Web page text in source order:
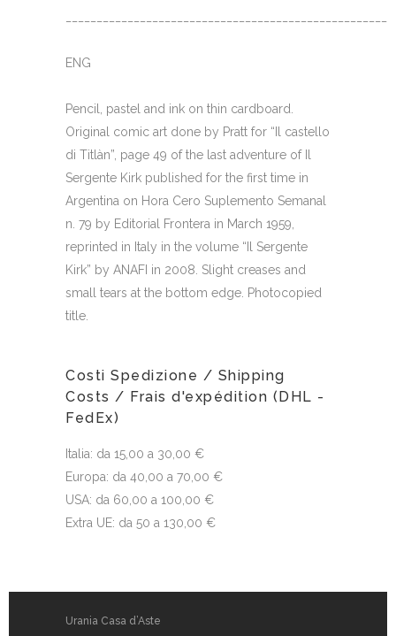
ENG
Pencil, pastel and ink on thin cardboard.
Original comic art done by Pratt for “Il castello
di Titlàn”, page 49 of the last adventure of Il
Sergente Kirk published for the first time in
Argentina on Hora Cero Suplemento Semanal
n. 79 by Editorial Frontera in March 1959,
reprinted in Italy in the volume “Il Sergente
Kirk” by ANAFI in 2008. Slight creases and
small tears at the bottom edge. Photocopied
title.
Costi Spedizione / Shipping
Costs / Frais d'expédition (DHL -
FedEx)
Italia: da 15,00 a 30,00 €
Europa: da 40,00 a 70,00 €
USA: da 60,00 a 100,00 €
Extra UE: da 50 a 130,00 €
Urania Casa d’Aste